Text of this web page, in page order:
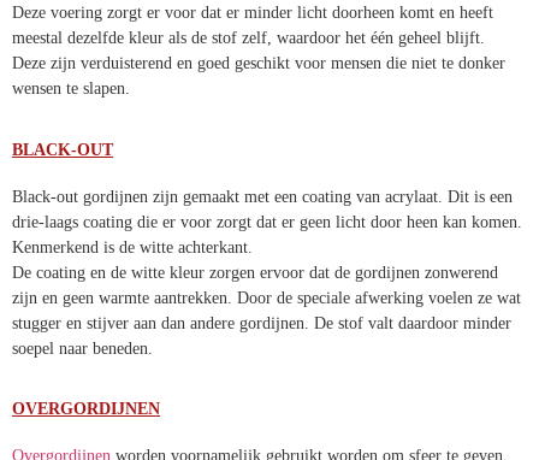
aan de achterzijde hebben.
Deze voering zorgt er voor dat er minder licht doorheen komt en heeft
meestal dezelfde kleur als de stof zelf, waardoor het één geheel blijft.
Deze zijn verduisterend en goed geschikt voor mensen die niet te
Black-out gordijnen zijn gemaakt met een coating van acrylaat. Dit is
een drie-laags coating die er voor zorgt dat er geen licht door heen
kan komen. Kenmerkend is de witte achterkant.
De coating en de witte kleur zorgen ervoor dat de gordijnen
zonwerend zijn en geen warmte aantrekken. Door de speciale
afwerking voelen ze wat stugger en stijver aan dan andere gordijnen.